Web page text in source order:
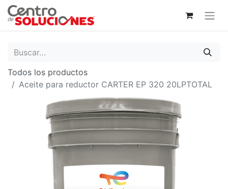
Todos los productos
Aceite para reductor CARTER EP 320 20LPTOTAL